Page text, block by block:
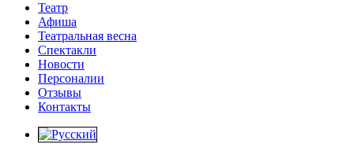
Театр
Афиша
Театральная весна
Спектакли
Новости
Персоналии
Отзывы
Контакты